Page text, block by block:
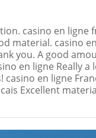
casino en ligne
material. casino
you. A good
en ligne Really
casino en ligne
Excellent
Email